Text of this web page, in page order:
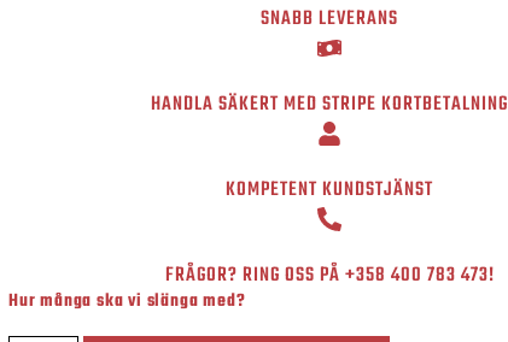
SNABB LEVERANS
HANDLA SÄKERT MED STRIPE KORTBETALNING
KOMPETENT KUNDSTJÄNST
FRÅGOR? RING OSS PÅ+358 400 783 473!
Hur många ska vi slänga med?